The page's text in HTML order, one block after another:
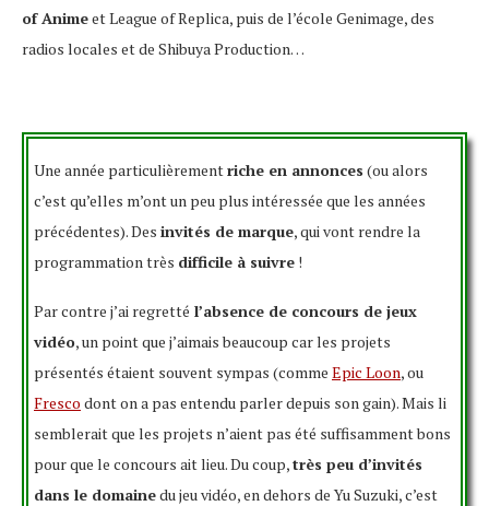
of Animeet League of Replica, puis de l’école Genimage, des
radios locales et de Shibuya Production…
Une année particulièrementriche en annonces (ou alors
c’est qu’elles m’ont un peu plus intéressée que les années
précédentes). Des invités de marque, qui vont rendre la
programmation très difficile à suivre !
Par contre j’ai regretté l’absence de concours de jeux
vidéo, un point que j’aimais beaucoup car les projets
présentés étaient souvent sympas (comme Epic Loon, ou
Fresco dont on a pas entendu parler depuis son gain). Mais li
semblerait que les projets n’aient pas été suffisamment bons
pour que le concours ait lieu. Du coup,très peu d’invités
dans le domainedu jeu vidéo, en dehors de Yu Suzuki, c’est